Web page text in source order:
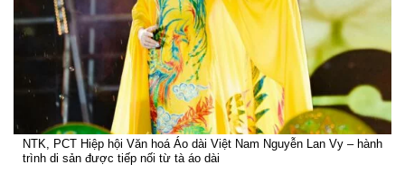
NTK, PCT Hiệp hội Văn hoá Áo dài Việt Nam Nguyễn Lan Vy – hành
trình di sản được tiếp nối từ tà áo dài